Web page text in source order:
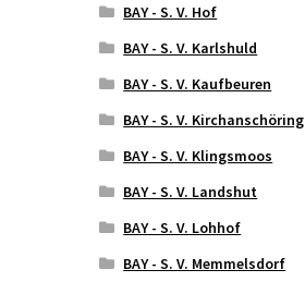
BAY - S. V. Hof
BAY - S. V. Karlshuld
BAY - S. V. Kaufbeuren
BAY - S. V. Kirchanschöring
BAY - S. V. Klingsmoos
BAY - S. V. Landshut
BAY - S. V. Lohhof
BAY - S. V. Memmelsdorf